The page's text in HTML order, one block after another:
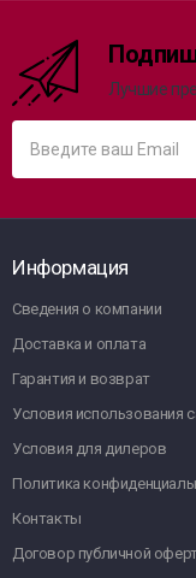
Лучшие
Информация
Сведения о компании
Доставка и оплата
Гарантия и возврат
Условия использования
Условия для дилеров
Политика
Контакты
Договор публичной